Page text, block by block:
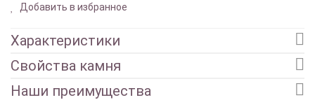
Добавить в избранное
Характеристики
Свойства камня
Наши преимущества